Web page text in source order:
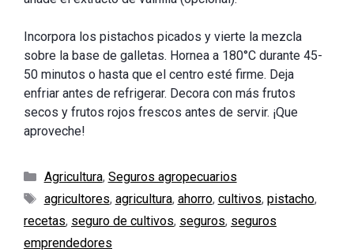
Incorpora los pistachos picados y vierte la mezcla
sobre la base de galletas. Hornea a 180°C durante 45-
50 minutos o hasta que el centro esté firme. Deja
enfriar antes de refrigerar. Decora con más frutos
secos y frutos rojos frescos antes de servir. ¡Que
aproveche!
Categorías
Agricultura, Seguros agropecuarios
Etiquetas
agricultores, agricultura, ahorro, cultivos, pistacho,
recetas, seguro de cultivos, seguros, seguros
emprendedores